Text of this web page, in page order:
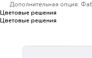
Дополнительная опция:
Цветовые решения
Цветовые решения